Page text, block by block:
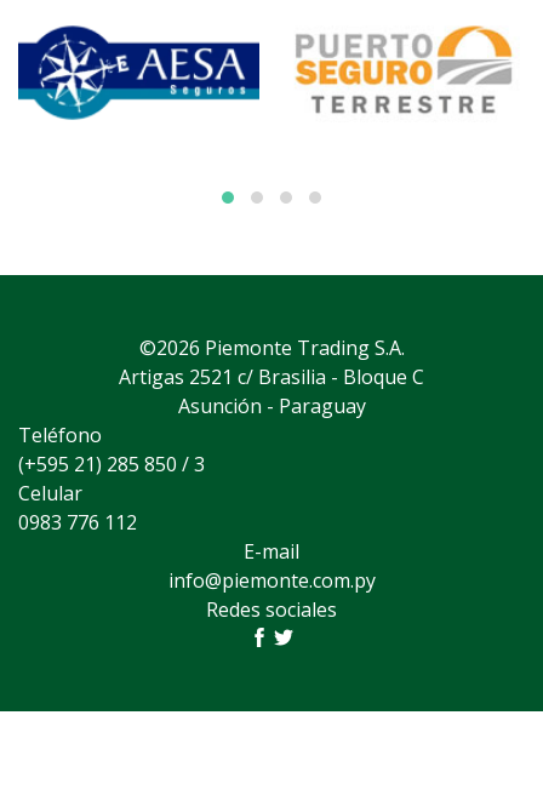
©2026 Piemonte Trading S.A.
Artigas 2521 c/ Brasilia - Bloque C
Asunción - Paraguay
Teléfono
(+595 21) 285 850 / 3
Celular
0983 776 112
E-mail
info@piemonte.com.py
Redes sociales